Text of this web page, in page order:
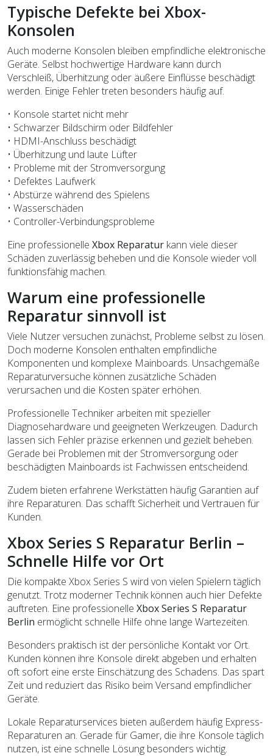
Typische Defekte bei Xbox-
Konsolen
Auch moderne Konsolen bleiben empfindliche elektronische
Geräte. Selbst hochwertige Hardware kann durch
Verschleiß, Überhitzung oder äußere Einflüsse beschädigt
werden. Einige Fehler treten besonders häufig auf.
• Konsole startet nicht mehr
• Schwarzer Bildschirm oder Bildfehler
• HDMI-Anschluss beschädigt
• Überhitzung und laute Lüfter
• Probleme mit der Stromversorgung
• Defektes Laufwerk
• Abstürze während des Spielens
• Wasserschäden
• Controller-Verbindungsprobleme
Eine professionelle Xbox Reparatur kann viele dieser
Schäden zuverlässig beheben und die Konsole wieder voll
funktionsfähig machen.
Warum eine professionelle
Reparatur sinnvoll ist
Viele Nutzer versuchen zunächst, Probleme selbst zu lösen.
Doch moderne Konsolen enthalten empfindliche
Komponenten und komplexe Mainboards. Unsachgemäße
Reparaturversuche können zusätzliche Schäden
verursachen und die Kosten später erhöhen.
Professionelle Techniker arbeiten mit spezieller
Diagnosehardware und geeigneten Werkzeugen. Dadurch
lassen sich Fehler präzise erkennen und gezielt beheben.
Gerade bei Problemen mit der Stromversorgung oder
beschädigten Mainboards ist Fachwissen entscheidend.
Zudem bieten erfahrene Werkstätten häufig Garantien auf
ihre Reparaturen. Das schafft Sicherheit und Vertrauen für
Kunden.
Xbox Series S Reparatur Berlin –
Schnelle Hilfe vor Ort
Die kompakte Xbox Series S wird von vielen Spielern täglich
genutzt. Trotz moderner Technik können auch hier Defekte
auftreten. Eine professionelle Xbox Series S Reparatur
Berlin ermöglicht schnelle Hilfe ohne lange Wartezeiten.
Besonders praktisch ist der persönliche Kontakt vor Ort.
Kunden können ihre Konsole direkt abgeben und erhalten
oft sofort eine erste Einschätzung des Schadens. Das spart
Zeit und reduziert das Risiko beim Versand empfindlicher
Geräte.
Lokale Reparaturservices bieten außerdem häufig Express-
Reparaturen an. Gerade für Gamer, die ihre Konsole täglich
nutzen, ist eine schnelle Lösung besonders wichtig.